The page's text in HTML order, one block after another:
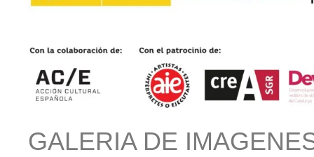
GALERIA DE